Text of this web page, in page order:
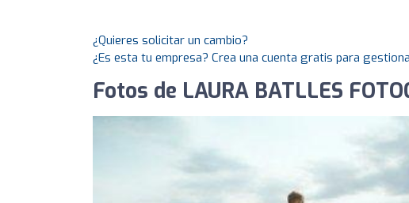
¿Quieres solicitar un cambio?
¿Es esta tu empresa? Crea una cuenta gratis para
Fotos de LAURA BATLLES